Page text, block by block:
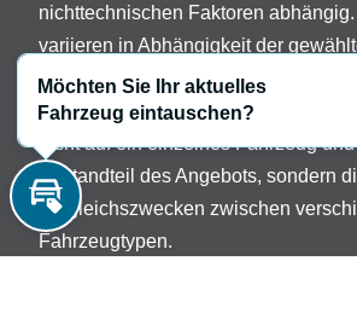
nichttechnischen Faktoren
variieren in Abhängigkeit der
Sonderausstattungen. Beschreibung
Verbrauchsangaben: Die Angaben
nicht auf ein einzelnes Fahrzeug
Bestandteil des Angebots, sondern
Vergleichszwecken zwischen
Fahrzeugtypen.
Inzahlungnahme
Möchten Sie Ihr aktuelles
Fahrzeug eintauschen?